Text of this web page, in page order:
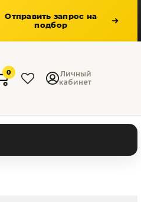
Отправить запрос на
подбор
0
Личный
кабинет